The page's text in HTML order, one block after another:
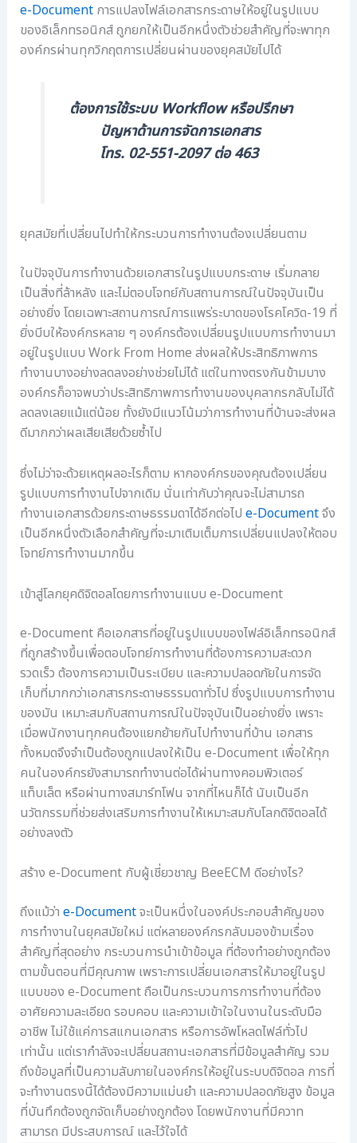
e-Documentการแปลงไฟล์เอกสารกระดาษให้อยู่ในรูปแบบ
ของอิเล็กทรอนิกส์ ถูกยกให้เป็นอีกหนึ่งตัวช่วยสำคัญที่จะพาทุก
องค์กรผ่านทุกวิกฤตการเปลี่ยนผ่านของยุคสมัยไปได้
ต้องการใช้ระบบ Workflow หรือปรึกษา
ปัญหาด้านการจัดการเอกสาร
โทร. 02-551-2097 ต่อ 463
ยุคสมัยที่เปลี่ยนไปทำให้กระบวนการทำงานต้องเปลี่ยนตาม
ในปัจจุบันการทำงานด้วยเอกสารในรูปแบบกระดาษ เริ่มกลาย
เป็นสิ่งที่ล้าหลัง และไม่ตอบโจทย์กับสถานการณ์ในปัจจุบันเป็น
อย่างยิ่ง โดยเฉพาะสถานการณ์การแพร่ระบาดของโรคโควิด-19 ที่
ยิ่งบีบให้องค์กรหลาย ๆ องค์กรต้องเปลี่ยนรูปแบบการทำงานมา
อยู่ในรูปแบบ Work From Home ส่งผลให้ประสิทธิภาพการ
ทำงานบางอย่างลดลงอย่างช่วยไม่ได้ แต่ในทางตรงกันข้ามบาง
องค์กรก็อาจพบว่าประสิทธิภาพการทำงานของบุคลากรกลับไม่ได้
ลดลงเลยแม้แต่น้อย ทั้งยังมีแนวโน้มว่าการทำงานที่บ้านจะส่งผล
ดีมากกว่าผลเสียเสียด้วยซ้ำไป
ซึ่งไม่ว่าจะด้วยเหตุผลอะไรก็ตาม หากองค์กรของคุณต้องเปลี่ยน
รูปแบบการทำงานไปจากเดิม นั่นเท่ากับว่าคุณจะไม่สามารถ
ทำงานเอกสารด้วยกระดาษธรรมดาได้อีกต่อไป e-Documentจึง
เป็นอีกหนึ่งตัวเลือกสำคัญที่จะมาเติมเต็มการเปลี่ยนแปลงให้ตอบ
โจทย์การทำงานมากขึ้น
เข้าสู่โลกยุคดิจิตอลโดยการทำงานแบบ e-Document
e-Document คือเอกสารที่อยู่ในรูปแบบของไฟล์อิเล็กทรอนิกส์
ที่ถูกสร้างขึ้นเพื่อตอบโจทย์การทำงานที่ต้องการความสะดวก
รวดเร็ว ต้องการความเป็นระเบียบ และความปลอดภัยในการจัด
เก็บที่มากกว่าเอกสารกระดาษธรรมดาทั่วไป ซึ่งรูปแบบการทำงาน
ของมัน เหมาะสมกับสถานการณ์ในปัจจุบันเป็นอย่างยิ่ง เพราะ
เมื่อพนักงานทุกคนต้องแยกย้ายกันไปทำงานที่บ้าน เอกสาร
ทั้งหมดจึงจำเป็นต้องถูกแปลงให้เป็น e-Document เพื่อให้ทุก
คนในองค์กรยังสามารถทำงานต่อได้ผ่านทางคอมพิวเตอร์
แท็บเล็ต หรือผ่านทางสมาร์ทโฟน จากที่ไหนก็ได้ นับเป็นอีก
นวัตกรรมที่ช่วยส่งเสริมการทำงานให้เหมาะสมกับโลกดิจิตอลได้
อย่างลงตัว
สร้าง e-Document กับผู้เชี่ยวชาญ BeeECM ดีอย่างไร?
ถึงแม้ว่า e-Documentจะเป็นหนึ่งในองค์ประกอบสำคัญของ
การทำงานในยุคสมัยใหม่ แต่หลายองค์กรกลับมองข้ามเรื่อง
สำคัญที่สุดอย่าง กระบวนการนำเข้าข้อมูล ที่ต้องทำอย่างถูกต้อง
ตามขั้นตอนที่มีคุณภาพ เพราะการเปลี่ยนเอกสารให้มาอยู่ในรูป
แบบของ e-Document ถือเป็นกระบวนการการทำงานที่ต้อง
อาศัยความละเอียด รอบคอบ และความเข้าใจในงานในระดับมือ
อาชีพ ไม่ใช้แค่การสแกนเอกสาร หรือการอัพโหลดไฟล์ทั่วไป
เท่านั้น แต่เรากำลังจะเปลี่ยนสถานะเอกสารที่มีข้อมูลสำคัญ รวม
ถึงข้อมูลที่เป็นความลับภายในองค์กรให้อยู่ในระบบดิจิตอล การที่
จะทำงานตรงนี้ได้ต้องมีความแม่นยำ และความปลอดภัยสูง ข้อมูล
ที่บันทึกต้องถูกจัดเก็บอย่างถูกต้อง โดยพนักงานที่มีควาท
สามารถ มีประสบการณ์ และไว้ใจได้
น
อ
ง
อ
ะ
ดั
บ
กิ
จ
ร
ม
จั